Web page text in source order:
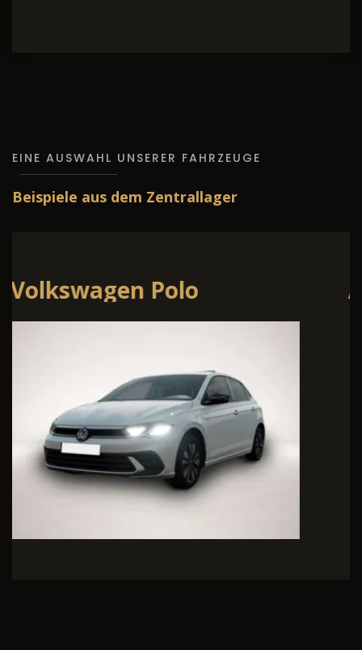
EINE AUSWAHL UNSERER FAHRZEUGE
Beispiele aus dem Zentrallager
Audi A1